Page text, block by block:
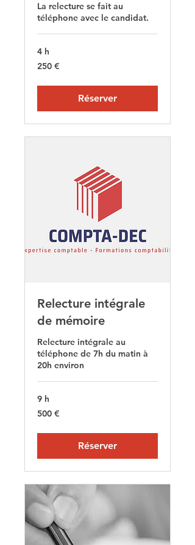
La relecture se fait au
téléphone avec le candidat.
4 h
250
euros
250 €
Réserver
Relecture intégrale
de mémoire
Relecture intégrale au
téléphone de 7h du matin à
20h environ
9 h
500
euros
500 €
Réserver